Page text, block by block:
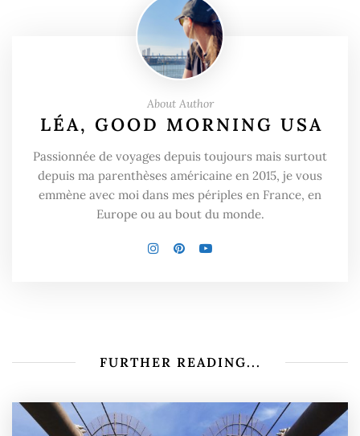
About Author
LÉA, GOOD MORNING USA
Passionnée de voyages depuis toujours mais surtout
depuis ma parenthèses américaine en 2015, je vous
emmène avec moi dans mes périples en France, en
Europe ou au bout du monde.
FURTHER READING...